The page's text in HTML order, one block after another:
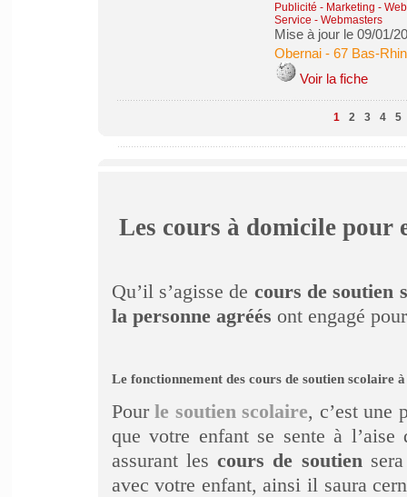
Publicité - Marketing -
Service - Webmasters
Mise à jour le 09/01/
Obernai- 67 Bas-Rhin
Voir la fiche
1 2 3 4 5
Les cours à domicile pour
Qu’il s’agisse de cours de soutien
la personne agréés ont engagé
Le fonctionnement des cours de soutien scolaire
Pour le soutien scolaire, c’est une
que votre enfant se sente à l’aise
assurant les cours de soutiensera
avec votre enfant, ainsi il saura